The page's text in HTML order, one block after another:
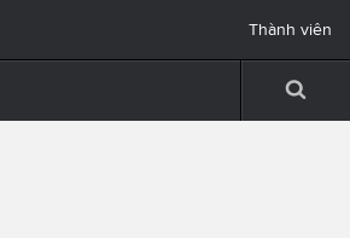
Thành viên